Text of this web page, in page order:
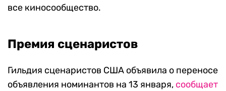
все киносообщество.
Премия сценаристов
Гильдия сценаристов США объявила о переносе
объявления номинантов на 13 января, сообщает